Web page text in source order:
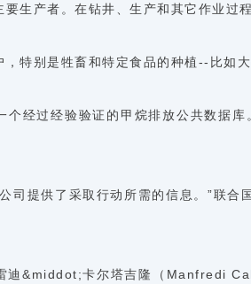
生产者。在钻井、生产和其它作业过
特别是牲畜和特定食品的种植--比如
个经过经验验证的甲烷排放公共数据
司提供了采取行动所需的信息。”联
迪&middot;卡尔塔吉隆（Manfredi